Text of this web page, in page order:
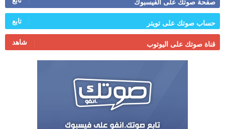
صفحة صوتك على الفيسبوك
حساب صوتك على تويتر تابع
قناة صوتك على اليوتوب شاهد